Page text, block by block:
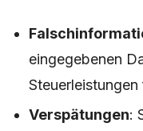
eingegebenen
Steuerleistungen
Verspätungen: